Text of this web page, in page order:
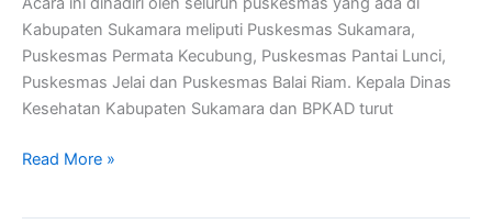
Kabupaten Sukamara meliputi Puskesmas Sukamara,
Puskesmas Permata Kecubung, Puskesmas Pantai Lunci,
Puskesmas Jelai dan Puskesmas Balai Riam. Kepala Dinas
Kesehatan Kabupaten Sukamara dan BPKAD turut
Read More »